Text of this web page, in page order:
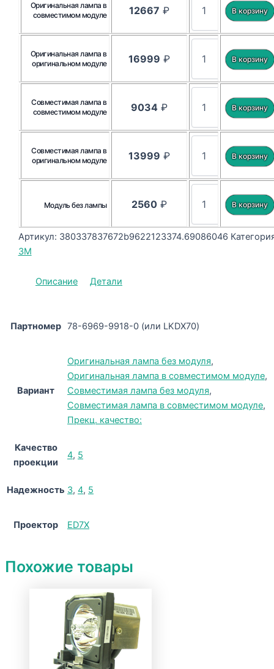
Оригинальная лампа в
совместимом модуле
12667 ₽
Оригинальная лампа в
оригинальном модуле
16999 ₽
Совместимая лампа в
совместимом модуле
9034₽
Совместимая лампа в
оригинальном модуле
13999 ₽
Модуль без лампы 2560₽
Артикул: 380337837672b9622123374.69086046
3M
Описание Детали
Партномер 78-6969-9918-0 (или LKDX70)
Вариант
Оригинальная лампа без модуля,
Оригинальная лампа в совместимом модуле,
Совместимая лампа без модуля,
Совместимая лампа в совместимом модуле,
Прекц. качество:
Качество
проекции
4, 5
Надежность 3, 4, 5
Проектор ED7X
Похожие товары